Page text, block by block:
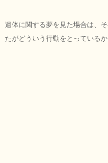
遺体に関する夢を見た場合は、
たがどういう行動をとっている